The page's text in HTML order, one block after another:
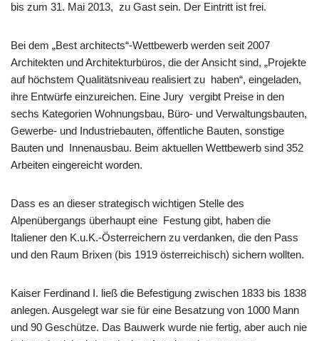
bis zum 31. Mai 2013, zu Gast sein. Der Eintritt ist frei.
Bei dem „Best architects“-Wettbewerb werden seit 2007
Architekten und Architekturbüros, die der Ansicht sind, „Projekte
auf höchstem Qualitätsniveau realisiert zu haben“, eingeladen,
ihre Entwürfe einzureichen. Eine Jury vergibt Preise in den
sechs Kategorien Wohnungsbau, Büro- und Verwaltungsbauten,
Gewerbe- und Industriebauten, öffentliche Bauten, sonstige
Bauten und Innenausbau. Beim aktuellen Wettbewerb sind 352
Arbeiten eingereicht worden.
Dass es an dieser strategisch wichtigen Stelle des
Alpenübergangs überhaupt eine Festung gibt, haben die
Italiener den K.u.K.-Österreichern zu verdanken, die den Pass
und den Raum Brixen (bis 1919 österreichisch) sichern wollten.
Kaiser Ferdinand I. ließ die Befestigung zwischen 1833 bis 1838
anlegen. Ausgelegt war sie für eine Besatzung von 1000 Mann
und 90 Geschütze. Das Bauwerk wurde nie fertig, aber auch nie